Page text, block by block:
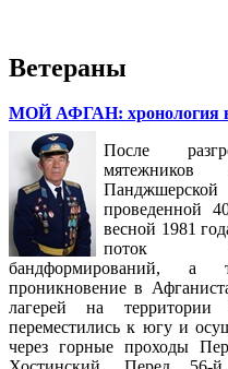
Ветераны
МОЙ АФГАН: хронология
После
проведенной
весной 1981
поток
бандформирований, а
проникновение в
лагерей на территории
переместились к югу и
через горные проходы